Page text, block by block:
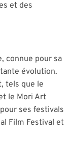
et des
connue pour sa
évolution.
tels que le
le Mori Art
ses festivals
Film Festival et